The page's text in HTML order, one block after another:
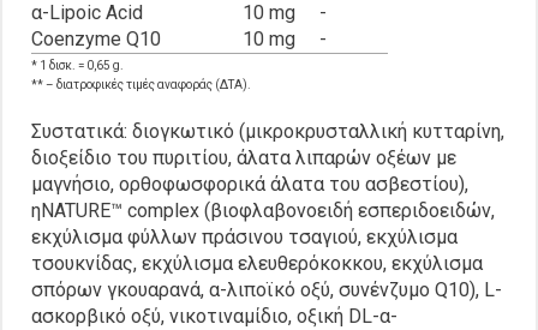
α-Lipoic Acid 10 mg
-
Coenzyme Q10
10 mg -
* 1 δισκ. = 0,65 g.
** – διατροφικές τιμές αναφοράς (ΔΤΑ).
Συστατικά: διογκωτικό (μικροκρυσταλλική κυτταρίνη,
διοξείδιο του πυριτίου, άλατα λιπαρών οξέων με
μαγνήσιο, ορθοφωσφορικά άλατα του ασβεστίου),
ηNATURE™ complex (βιοφλαβονοειδή εσπεριδοειδών,
εκχύλισμα φύλλων πράσινου τσαγιού, εκχύλισμα
τσουκνίδας, εκχύλισμα ελευθερόκοκκου, εκχύλισμα
σπόρων γκουαρανά, α-λιποϊκό οξύ, συνένζυμο Q10), L-
ασκορβικό οξύ, νικοτιναμίδιο, οξική DL-α-